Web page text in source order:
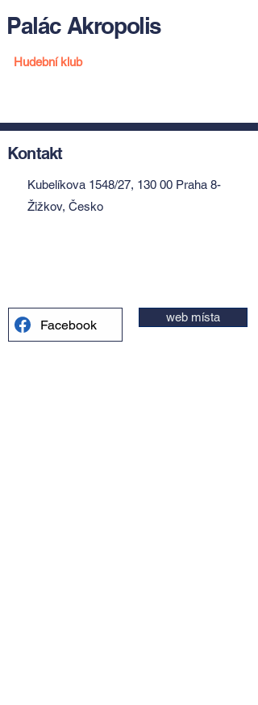
Palác Akropolis
Hudební klub
Kontakt
Kubelíkova 1548/27, 130 00 Praha 8-
Žižkov, Česko
Facebook web místa